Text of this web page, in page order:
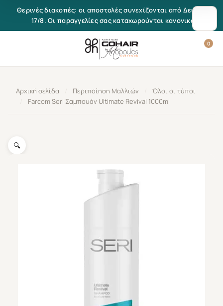
Μετάβαση στο περιεχόμενο
Θερινές διακοπές: οι αποστολές συνεχίζονται από Δευτέρα
17/8. Οι παραγγελίες σας καταχωρούνται κανονικά.
0
Αρχική σελίδα Περιποίηση Μαλλιών
Όλοι οι τύποι
Farcom Seri Σαμπουάν Ultimate Revival 1000ml
🔍